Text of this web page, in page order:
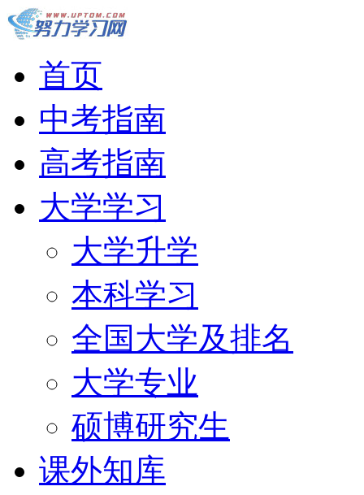
首页
中考指南
高考指南
大学学习
大学升学
本科学习
全国大学及排名
大学专业
硕博研究生
课外知库